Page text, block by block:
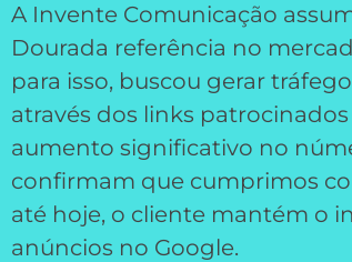
A Invente Comunicação
Dourada referência no
para isso, buscou gerar
através dos links
aumento significativo no
confirmam que cumprimos
até hoje, o cliente mantém o
anúncios no Google.